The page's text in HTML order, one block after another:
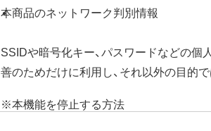
本商品のネットワーク判別情報
SSIDや暗号化キー、パスワードなどの
善のためだけに利用し、それ以外の目的
※本機能を停止する方法